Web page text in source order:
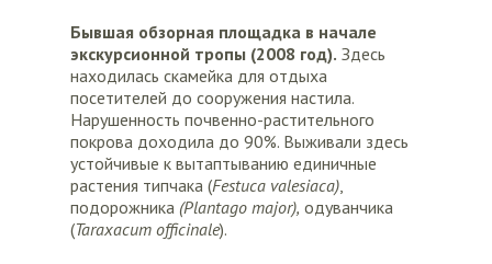
Бывшая обзорная площадка в начале
экскурсионной тропы (2008 год). Здесь
находилась скамейка для отдыха
посетителей до сооружения настила.
Нарушенность почвенно-растительного
покрова доходила до 90%. Выживали здесь
устойчивые к вытаптыванию единичные
растения типчака (Festuca valesiaca),
подорожника (Plantago major), одуванчика
(Taraxacum officinale).